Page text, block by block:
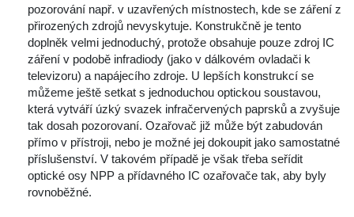
pozorování např. v uzavřených místnostech, kde se záření z
přirozených zdrojů nevyskytuje. Konstrukčně je tento
doplněk velmi jednoduchý, protože obsahuje pouze zdroj IC
záření v podobě infradiody (jako v dálkovém ovladači k
televizoru) a napájecího zdroje. U lepších konstrukcí se
můžeme ještě setkat s jednoduchou optickou soustavou,
která vytváří úzký svazek infračervených paprsků a zvyšuje
tak dosah pozorovaní. Ozařovač již může být zabudován
přímo v přístroji, nebo je možné jej dokoupit jako samostatné
příslušenství. V takovém případě je však třeba seřídit
optické osy NPP a přídavného IC ozařovače tak, aby byly
rovnoběžné.